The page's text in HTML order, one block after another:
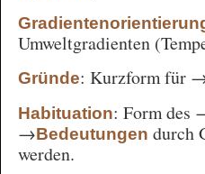
Umweltgradienten
Gründe: Kurzform für
Habituation: Form des
→Bedeutungen durch
werden.